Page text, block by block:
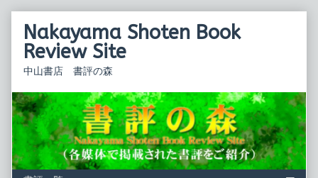
contentNakayama Shoten Book
Review Site
中山書店 書評の森